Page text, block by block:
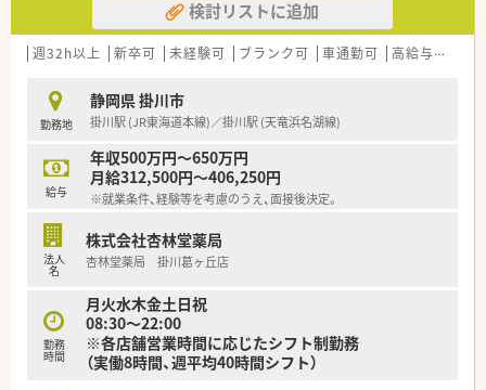
■その他にも、管理部門や商品部門等の本社スタッフなど活動領
域は多種多様です。
■在宅実施店舗は年々増加しており、在宅医療へもしっかりと関
■育児休暇は3歳まで取得が可能で、時短制度は小学5年生まで
時短勤務ができるよう変更予定です。
■年間休日が120日とワークライフバランスが整っています
■日用品から常備薬まで、従業員割引制度など嬉しいメリットも
たくさんあります！
検討リストに追加
週32h以上 新卒可 未経験可 ブランク可 車通勤可 高給与(600万円以上)
勤務地
静岡県 掛川市
掛川駅 (JR東海道本線)／掛川駅 (天竜浜名湖線)
給与
年収500万円～650万円
月給312,500円～406,250円
※就業条件、経験等を考慮のうえ、面接後決定。
法人
名
株式会社杏林堂薬局
杏林堂薬局 掛川葛ヶ丘店
勤務
時間
月火水木金土日祝
08:30～22:00
※各店舗営業時間に応じたシフト制勤務
（実働8時間、週平均40時間シフト）